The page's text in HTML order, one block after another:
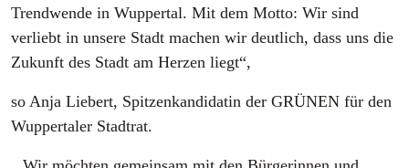
Trendwende in Wuppertal. Mit dem Motto: Wir sind
verliebt in unsere Stadt machen wir deutlich, dass uns die
Zukunft des Stadt am Herzen liegt“,
so Anja Liebert, Spitzenkandidatin der GRÜNEN für den
Wuppertaler Stadtrat.